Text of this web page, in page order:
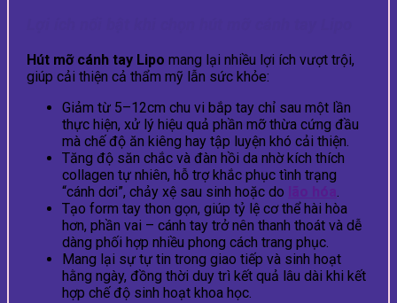
Hút mỡ cánh tay Lipo mang lại nhiều lợi ích vượt trội,
giúp cải thiện cả thẩm mỹ lẫn sức khỏe:
Giảm từ 5–12cm chu vi bắp tay chỉ sau một lần
thực hiện, xử lý hiệu quả phần mỡ thừa cứng đầu
mà chế độ ăn kiêng hay tập luyện khó cải thiện.
Tăng độ săn chắc và đàn hồi da nhờ kích thích
collagen tự nhiên, hỗ trợ khắc phục tình trạng
“cánh dơi”, chảy xệ sau sinh hoặc do
lão hóa.
Tạo form tay thon gọn, giúp tỷ lệ cơ thể hài hòa
hơn, phần vai – cánh tay trở nên thanh thoát và dễ
dàng phối hợp nhiều phong cách trang phục.
Mang lại sự tự tin trong giao tiếp và sinh hoạt
hằng ngày, đồng thời duy trì kết quả lâu dài khi kết
hợp chế độ sinh hoạt khoa học.